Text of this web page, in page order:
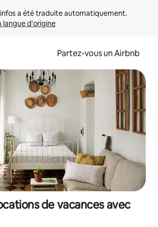
langue d'origine
Partez-vous un Airbnb
de vacances avec